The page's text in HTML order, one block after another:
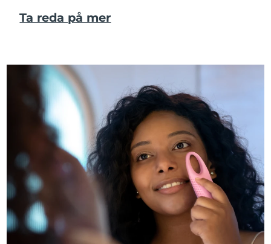
Ta reda på mer